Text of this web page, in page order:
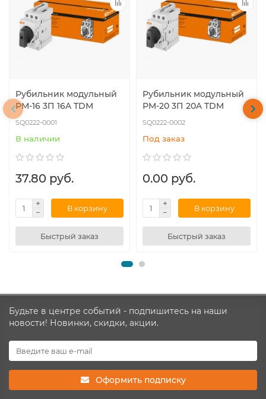
Рубильник модульный
РМ-16 3П 16A TDM
SQ0222-0001
В наличии
37.80 руб.
В корзину
Быстрый заказ
Рубильник модульный
РМ-20 3П 20A TDM
SQ0222-0002
Под заказ
0.00 руб.
В корзину
Быстрый заказ
Будьте в центре событий - подпишитесь на наши
новости! Новинки, скидки, акции.
Оформить подписку